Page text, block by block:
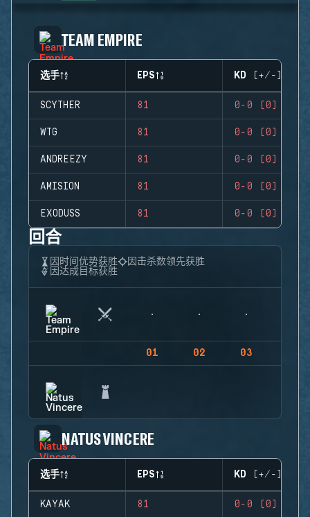
TEAM EMPIRE
选手 EPS KD (+/-)
SCYTHER 81 0-0 (0)
WTG 81 0-0 (0)
ANDREEZY 81 0-0 (0)
AMISION 81 0-0 (0)
EXODUSS 81 0-0 (0)
回合
因时间优势获胜
因击杀数领先获胜
因达成目标获胜
01 02 03
NATUS VINCERE
选手 EPS KD (+/-)
KAYAK 81 0-0 (0)